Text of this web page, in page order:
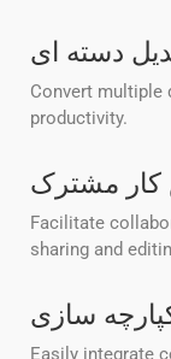
دسته ای
Convert multiple
productivity.
مشترک
Facilitate
sharing and
Easily integrate